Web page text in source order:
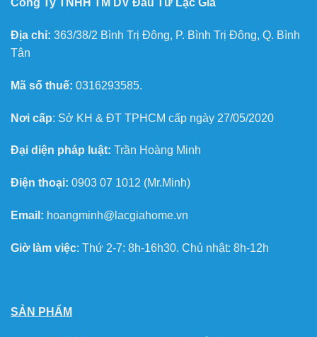
Công Ty TNHH TM DV Đầu Tư Lạc Gia
Địa chỉ: 363/38/2 Bình Trị Đông, P. Bình Trị Đông, Q. Bình
Tân
Mã số thuế: 0316293585.
Nơi cấp: Sở KH & ĐT TPHCM cấp ngày 27/05/2020
Đại diện pháp luật: Trần Hoàng Minh
Điện thoại: 0903 07 1012 (Mr.Minh)
Email: hoangminh@lacgiahome.vn
Giờ làm việc: Thứ 2-7: 8h-16h30. Chủ nhật: 8h-12h
SẢN PHẨM